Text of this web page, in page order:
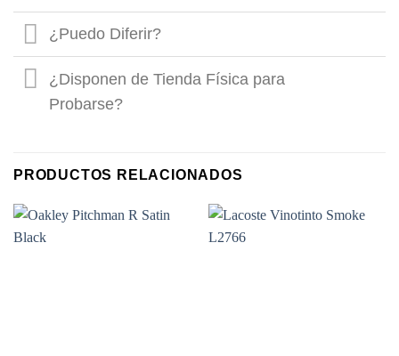
¿Puedo Diferir?
¿Disponen de Tienda Física para
Probarse?
PRODUCTOS RELACIONADOS